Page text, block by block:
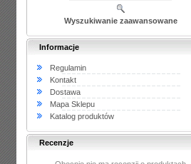
Wyszukiwanie zaawansowane
Informacje
Regulamin
Kontakt
Dostawa
Mapa Sklepu
Katalog produktów
Recenzje